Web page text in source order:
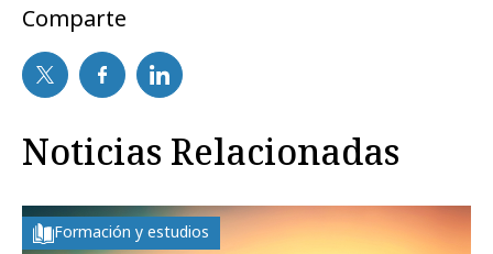
Comparte
Noticias Relacionadas
Formación y estudios